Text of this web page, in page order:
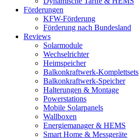
Förderungen
KFW-Förderung
Förderung nach Bundesland
Reviews
Solarmodule
Wechselrichter
Heimspeicher
Balkonkraftwerk-Komplettsets
Balkonkraftwerk-Speicher
Halterungen & Montage
Powerstations
Mobile Solarpanels
Wallboxen
Energiemanager & HEMS
Smart Home & Messgeräte